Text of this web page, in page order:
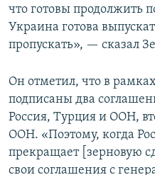
что готовы продолжить
Украина готова
пропускать», — сказал
Он отметил, что в
подписаны два
Россия, Турция и ООН,
ООН. «Поэтому, когда
прекращает [зерновую
свои соглашения с